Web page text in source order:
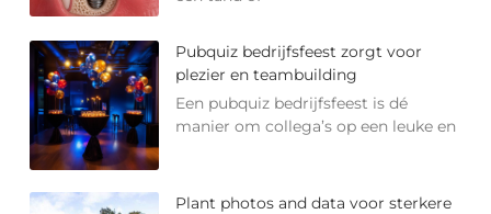
Pubquiz bedrijfsfeest zorgt voor
plezier en teambuilding
Een pubquiz bedrijfsfeest is dé
manier om collega’s op een leuke en
Plant photos and data voor sterkere